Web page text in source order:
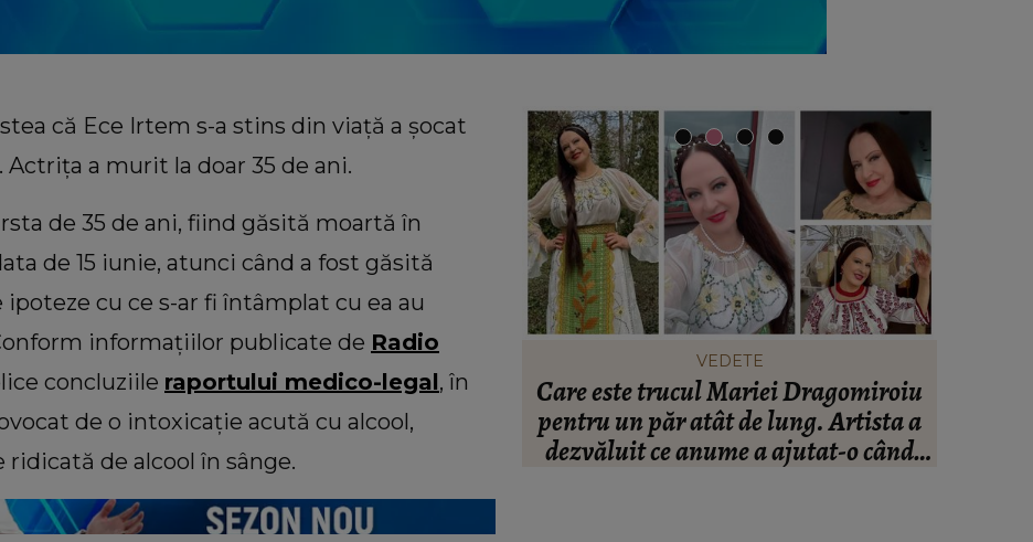
că Ece Irtem s-a stins din viață a șocat
a murit la doar 35 de ani.
de 35 de ani, fiind găsită moartă în
de 15 iunie, atunci când a fost găsită
cu ce s-ar fi întâmplat cu ea au
informațiilor publicate de Radio
concluziile raportului medico-legal, în
de o intoxicație acută cu alcool,
de alcool în sânge.
fratelui
viața:
Floarea care te reprezintă în funcție de
personalitate. Ce ți se potrivește dacă
ești o femeie romantică
VEDETE
Care este trucul Mariei Dragomiroiu
pentru un păr atât de lung. Artista a
dezvăluit ce anume a ajutat-o când